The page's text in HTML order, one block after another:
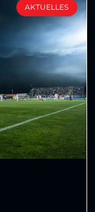
AKTUELLES